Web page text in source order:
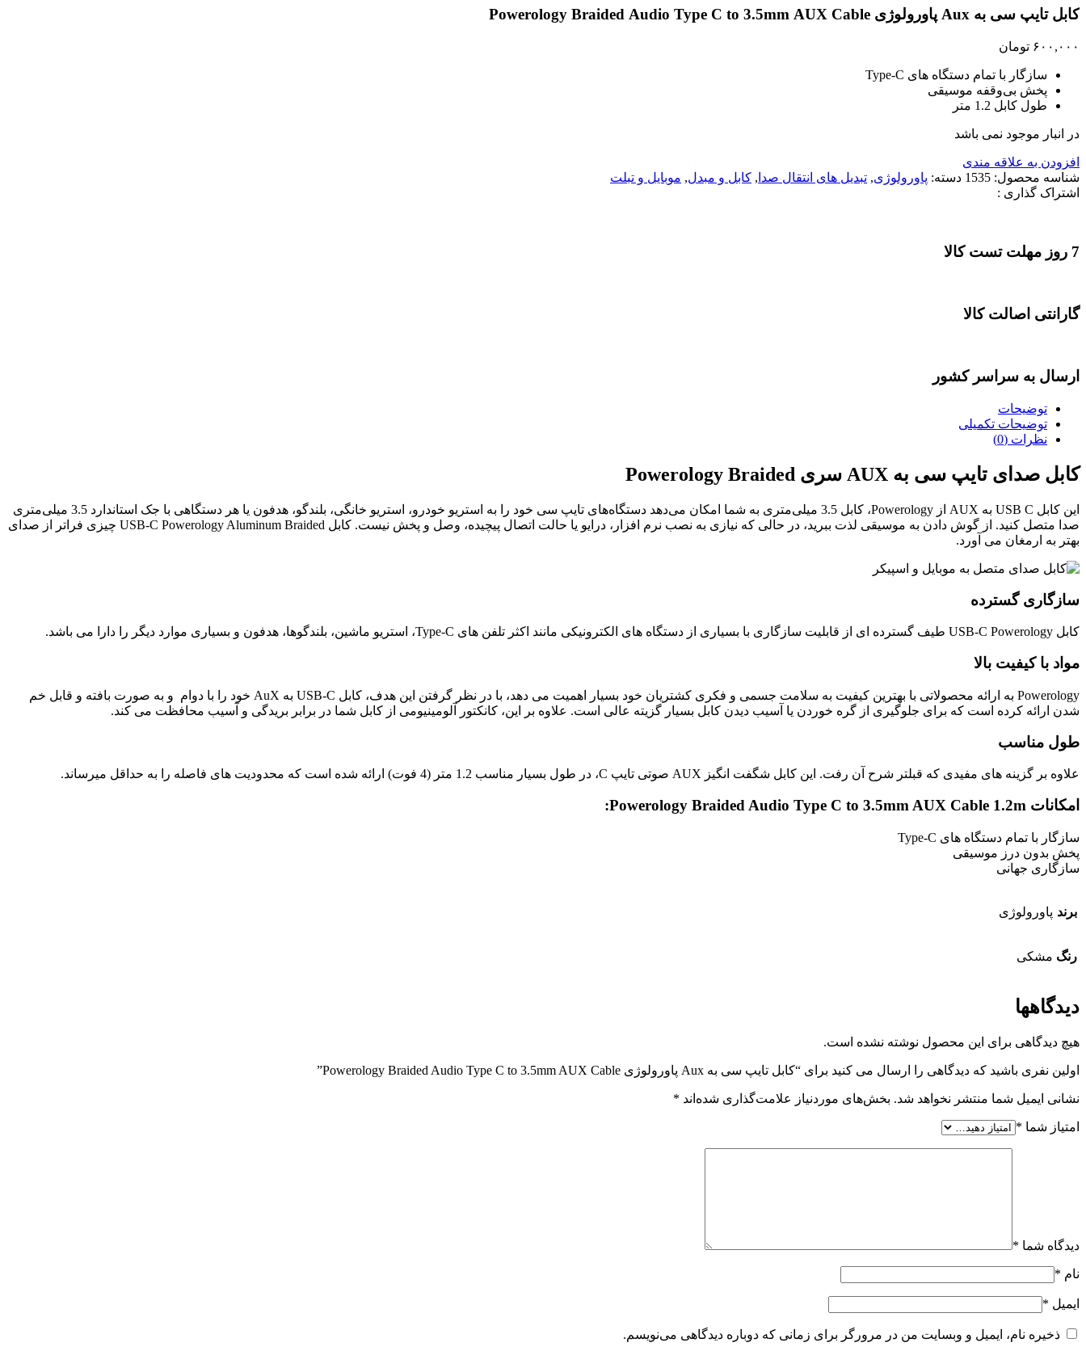
کابل تایپ سی به Aux پاورولوژی Powerology Braided Audio Type C to 3.5mm AUX Cable
۶۰۰,۰۰۰ تومان
سازگار با تمام دستگاه های Type-C
پخش بی‌وقفه موسیقی
طول کابل 1.2 متر
در انبار موجود نمی باشد
افزودن به علاقه مندی
شناسه محصول: 1535 دسته: پاورولوژی, تبدیل های انتقال صدا , کابل و مبدل, موبایل و تبلت
اشتراک گذاری :
7 روز مهلت تست کالا
گارانتی اصالت کالا
ارسال به سراسر کشور
توضیحات
توضیحات تکمیلی
نظرات (0)
کابل صدای تایپ سی به AUX سری Powerology Braided
این کابل USB C به AUX از Powerology، کابل 3.5 میلی‌متری به شما امکان می‌دهد دستگاه‌های تایپ سی خود را به استریو خودرو، استریو خانگی، بلندگو، هدفون یا هر دستگاهی با جک استاندارد 3.5 میلی‌متری
صدا متصل کنید. از گوش دادن به موسیقی لذت ببرید، در حالی که نیازی به نصب نرم افزار، درایو یا حالت اتصال پیچیده، وصل و پخش نیست. کابل USB-C Powerology Aluminum Braided چیزی فراتر از صدای
بهتر به ارمغان می آورد.
سازگاری گسترده
کابل USB-C Powerology طیف گسترده ای از قابلیت سازگاری با بسیاری از دستگاه های الکترونیکی مانند اکثر تلفن های Type-C، استریو ماشین، بلندگوها، هدفون و بسیاری موارد دیگر را دارا می باشد.
مواد با کیفیت بالا
Powerology به ارائه محصولاتی با بهترین کیفیت به سلامت جسمی و فکری کشتریان خود بسیار اهمیت می دهد، با در نظر گرفتن این هدف، کابل USB-C به AuX خود را با دوام و به صورت بافته و قابل خم
شدن ارائه کرده است که برای جلوگیری از گره خوردن یا آسیب دیدن کابل بسیار گزیته عالی است. علاوه بر این، کانکتور آلومینیومی از کابل شما در برابر بریدگی و آسیب محافظت می کند.
طول مناسب
علاوه بر گزینه های مفیدی که قبلتر شرح آن رفت. این کابل شگفت انگیز AUX صوتی تایپ C، در طول بسیار مناسب 1.2 متر (4 فوت) ارائه شده است که محدودیت های فاصله را به حداقل میرساند.
امکانات Powerology Braided Audio Type C to 3.5mm AUX Cable 1.2m:
سازگار با تمام دستگاه های Type-C
پخش بدون درز موسیقی
سازگاری جهانی
برند پاورولوژی
رنگ مشکی
دیدگاهها
هیچ دیدگاهی برای این محصول نوشته نشده است.
اولین نفری باشید که دیدگاهی را ارسال می کنید برای “کابل تایپ سی به Aux پاورولوژی Powerology Braided Audio Type C to 3.5mm AUX Cable”
نشانی ایمیل شما منتشر نخواهد شد. بخش‌های موردنیاز علامت‌گذاری شده‌اند *
امتیاز شما *
دیدگاه شما *
نام *
ایمیل *
ذخیره نام، ایمیل و وبسایت من در مرورگر برای زمانی که دوباره دیدگاهی می‌نویسم.